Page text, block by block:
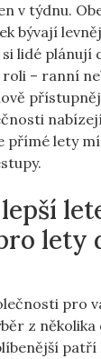
v týdnu.
bývají
lidé plánují
– ranní
přímé lety
lety
pro
z
patří